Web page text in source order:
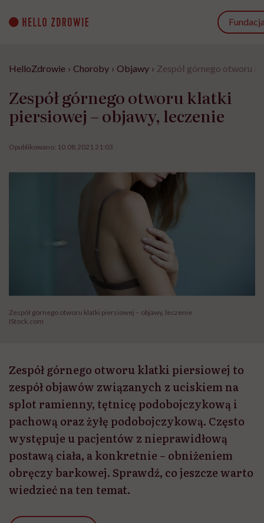
content
HelloZdrowie › Choroby › Objawy › Zespół górnego otworu
Zespół górnego otworu klatki
piersiowej – objawy, leczenie
Opublikowano: 10.08.2021 21:03
Zespół górnego otworu klatki piersiowej – objawy, leczenie
IStock.com
Zespół górnego otworu klatki piersiowej to
zespół objawów związanych z uciskiem na
splot ramienny, tętnicę podobojczykową i
pachową oraz żyłę podobojczykową. Często
występuje u pacjentów z nieprawidłową
postawą ciała, a konkretnie – obniżeniem
obręczy barkowej. Sprawdź, co jeszcze warto
wiedzieć na ten temat.